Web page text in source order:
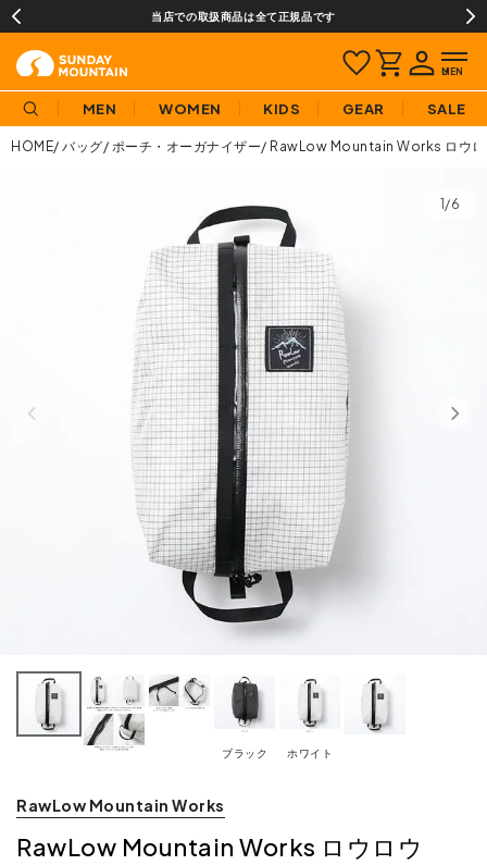
当店での取扱商品は全て正規品です
MEN WOMEN KIDS GEAR SALE
HOME バッグ ポーチ・オーガナイザー RawLow Mountain Works ロウロ
1/6
ブラック ホワイト
RawLow Mountain Works
RawLow Mountain Works ロウロウ